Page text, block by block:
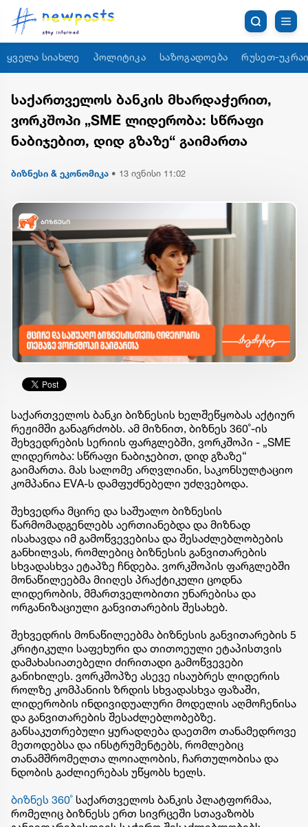
ყველა სიახლე პოლიტიკა საზოგადოება რუსეთ-
საქართველოს ბანკის მხარდაჭერით,
ვორკშოპი „SME ლიდერობა: სწრაფი
ნაბიჯებით, დიდ გზაზე“ გაიმართა
ბიზნესი & ეკონომიკა • 13 ივნისი 11:02
საქართველოს ბანკი ბიზნესის ხელშეწყობას აქტიურ
რეჟიმში განაგრძობს. ამ მიზნით, ბიზნეს 360˚-ის
შეხვედრების სერიის ფარგლებში, ვორკშოპი - „SME
ლიდერობა: სწრაფი ნაბიჯებით, დიდ გზაზე“
გაიმართა. მას სალომე არღვლიანი, საკონსულტაციო
კომპანია EVA-ს დამფუძნებელი უძღვებოდა.
შეხვედრა მცირე და საშუალო ბიზნესის
წარმომადგენლებს აერთიანებდა და მიზნად
ისახავდა იმ გამოწვევებისა და შესაძლებლობების
განხილვას, რომლებიც ბიზნესის განვითარების
სხვადასხვა ეტაპზე ჩნდება. ვორკშოპის ფარგლებში
მონაწილეებმა მიიღეს პრაქტიკული ცოდნა
ლიდერობის, მმართველობითი უნარებისა და
ორგანიზაციული განვითარების შესახებ.
შეხვედრის მონაწილეებმა ბიზნესის განვითარების 5
კრიტიკული საფეხური და თითოეული ეტაპისთვის
დამახასიათებელი ძირითადი გამოწვევები
განიხილეს. ვორკშოპზე ასევე ისაუბრეს ლიდერის
როლზე კომპანიის ზრდის სხვადასხვა ფაზაში,
ლიდერობის ინდივიდუალური მოდელის აღმოჩენისა
და განვითარების შესაძლებლობებზე.
განსაკუთრებული ყურადღება დაეთმო თანამედროვე
მეთოდებსა და ინსტრუმენტებს, რომლებიც
თანამშრომელთა ლოიალობის, ჩართულობისა და
ნდობის გაძლიერებას უწყობს ხელს.
ბიზნეს 360˚ საქართველოს ბანკის პლატფორმაა,
რომელიც ბიზნესს ერთ სივრცეში სთავაზობს